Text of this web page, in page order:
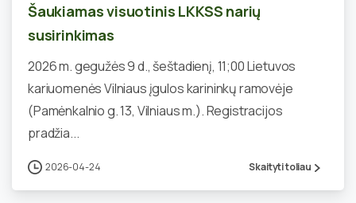
Šaukiamas visuotinis LKKSS narių
susirinkimas
2026 m. gegužės 9 d., šeštadienį, 11;00 Lietuvos
kariuomenės Vilniaus įgulos karininkų ramovėje
(Pamėnkalnio g. 13, Vilniaus m.). Registracijos
pradžia...
2026-04-24 Skaityti toliau